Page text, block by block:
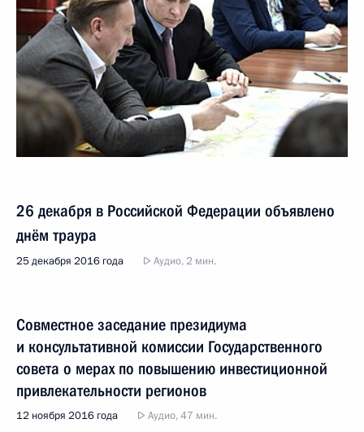
26 декабря в Российской Федерации объявлено
днём траура
25 декабря 2016 года Аудио, 2 мин.
Совместное заседание президиума
и консультативной комиссии Государственного
совета о мерах по повышению инвестиционной
привлекательности регионов
12 ноября 2016 года Аудио, 47 мин.